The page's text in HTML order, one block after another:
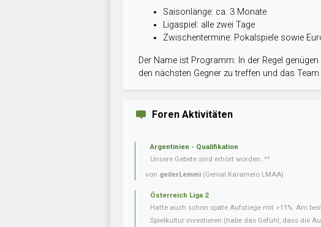
Saisonlänge: ca. 3 Monate
Ligaspiel: alle zwei Tage
Zwischentermine: Pokalspiele sowie
Der Name ist Programm: In der Regel
den nächsten Gegner zu treffen und das
Foren Aktivitäten
Argentinien - Qualifikation
Unsere Gebete sind erhört worden..^^
von geilerLemmi (Genial Karamelo LMAA)
Österreich Liga 2
Hatte auch schon späte Aufstiege mit >11%. Am
Spielkultur investieren (habe das Gefühl, dass die